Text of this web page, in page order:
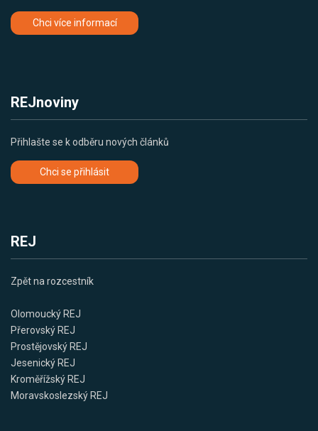
Chci více informací
REJnoviny
Přihlašte se k odběru nových článků
Chci se přihlásit
REJ
Zpět na rozcestník
Olomoucký REJ
Přerovský REJ
Prostějovský REJ
Jesenický REJ
Kroměřížský REJ
Moravskoslezský REJ